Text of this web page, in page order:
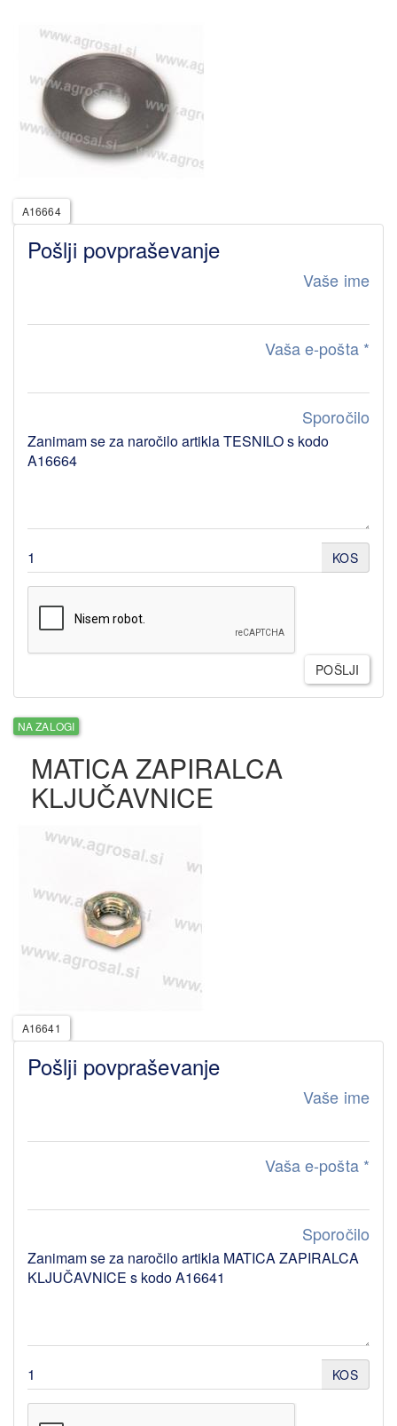
A16664
Pošlji povpraševanje
Vaše ime
Vaša e-pošta *
Sporočilo
KOS
POŠLJI
NA ZALOGI
MATICA ZAPIRALCA
KLJUČAVNICE
A16641
Pošlji povpraševanje
Vaše ime
Vaša e-pošta *
Sporočilo
KOS